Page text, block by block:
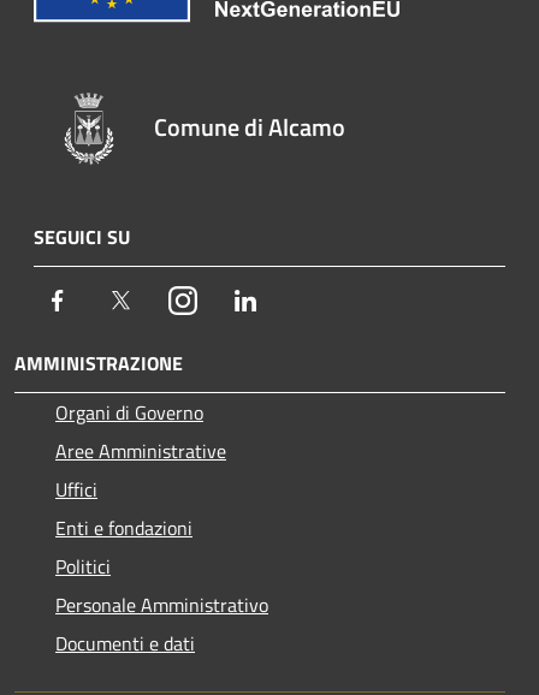
Comune di Alcamo
SEGUICI SU
Facebook TwitterInstagram
AMMINISTRAZIONE
Organi di Governo
Aree Amministrative
Uffici
Enti e fondazioni
Politici
Personale Amministrativo
Documenti e dati